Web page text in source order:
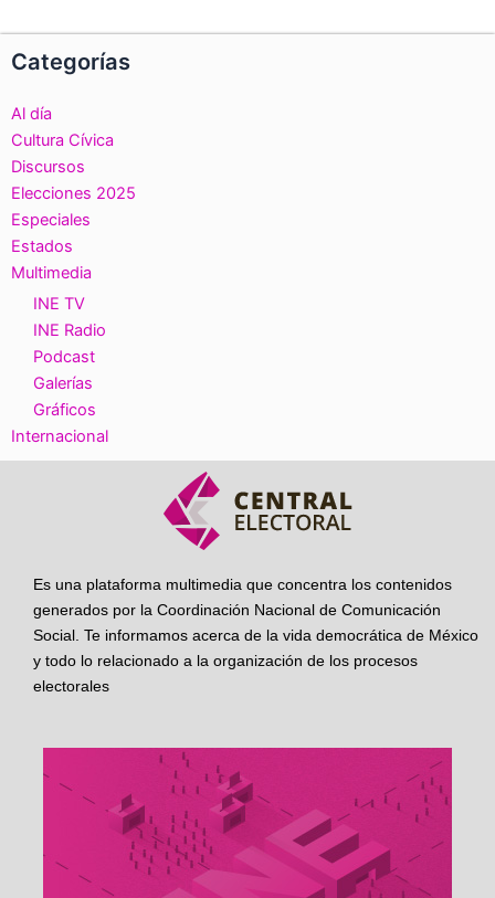
Categorías
Al día
Cultura Cívica
Discursos
Elecciones 2025
Especiales
Estados
Multimedia
INE TV
INE Radio
Podcast
Galerías
Gráficos
Internacional
Es una plataforma multimedia que concentra los contenidos
generados por la Coordinación Nacional de Comunicación
Social. Te informamos acerca de la vida democrática de México
y todo lo relacionado a la organización de los procesos
electorales